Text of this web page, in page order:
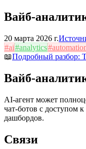
Вайб-
20 марта 2026 г.
#ai#analytics#
📖Подробный разбор:
Вайб-
AI-агент может
чат-ботов с доступом
дашбордов.
Связи